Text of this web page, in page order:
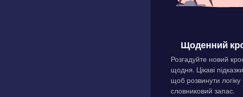
Щоденний
Розгадуйте новий
щодня. Цікаві
щоб розвинути логіку
словниковий запас.